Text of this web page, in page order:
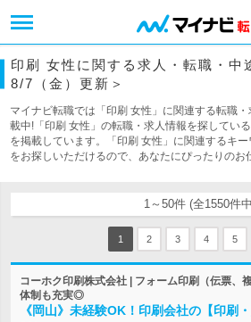
印刷 女性に関する求人・転職・中
8/7（金）更新＞
マイナビ転職では「印刷 女性」に関連する転職
載中!「印刷 女性」の転職・求人情報を探してい
を掲載しています。「印刷 女性」に関連するキ
をお探しいただけるので、あなたにぴったりのお
1～50件 (全1550件
1 2 3 4 5
コーホク印刷株式会社 | フォーム印刷（伝票、
体制も充実◎
《岡山》未経験OK！印刷会社の【印